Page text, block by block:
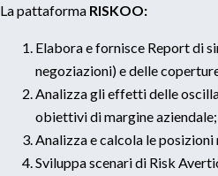
La pattaforma RISKOO:
Elabora e fornisce Report di
negoziazioni) e delle
Analizza gli effetti delle
obiettivi di margine aziendale;
Analizza e calcola le
Sviluppa scenari di Risk